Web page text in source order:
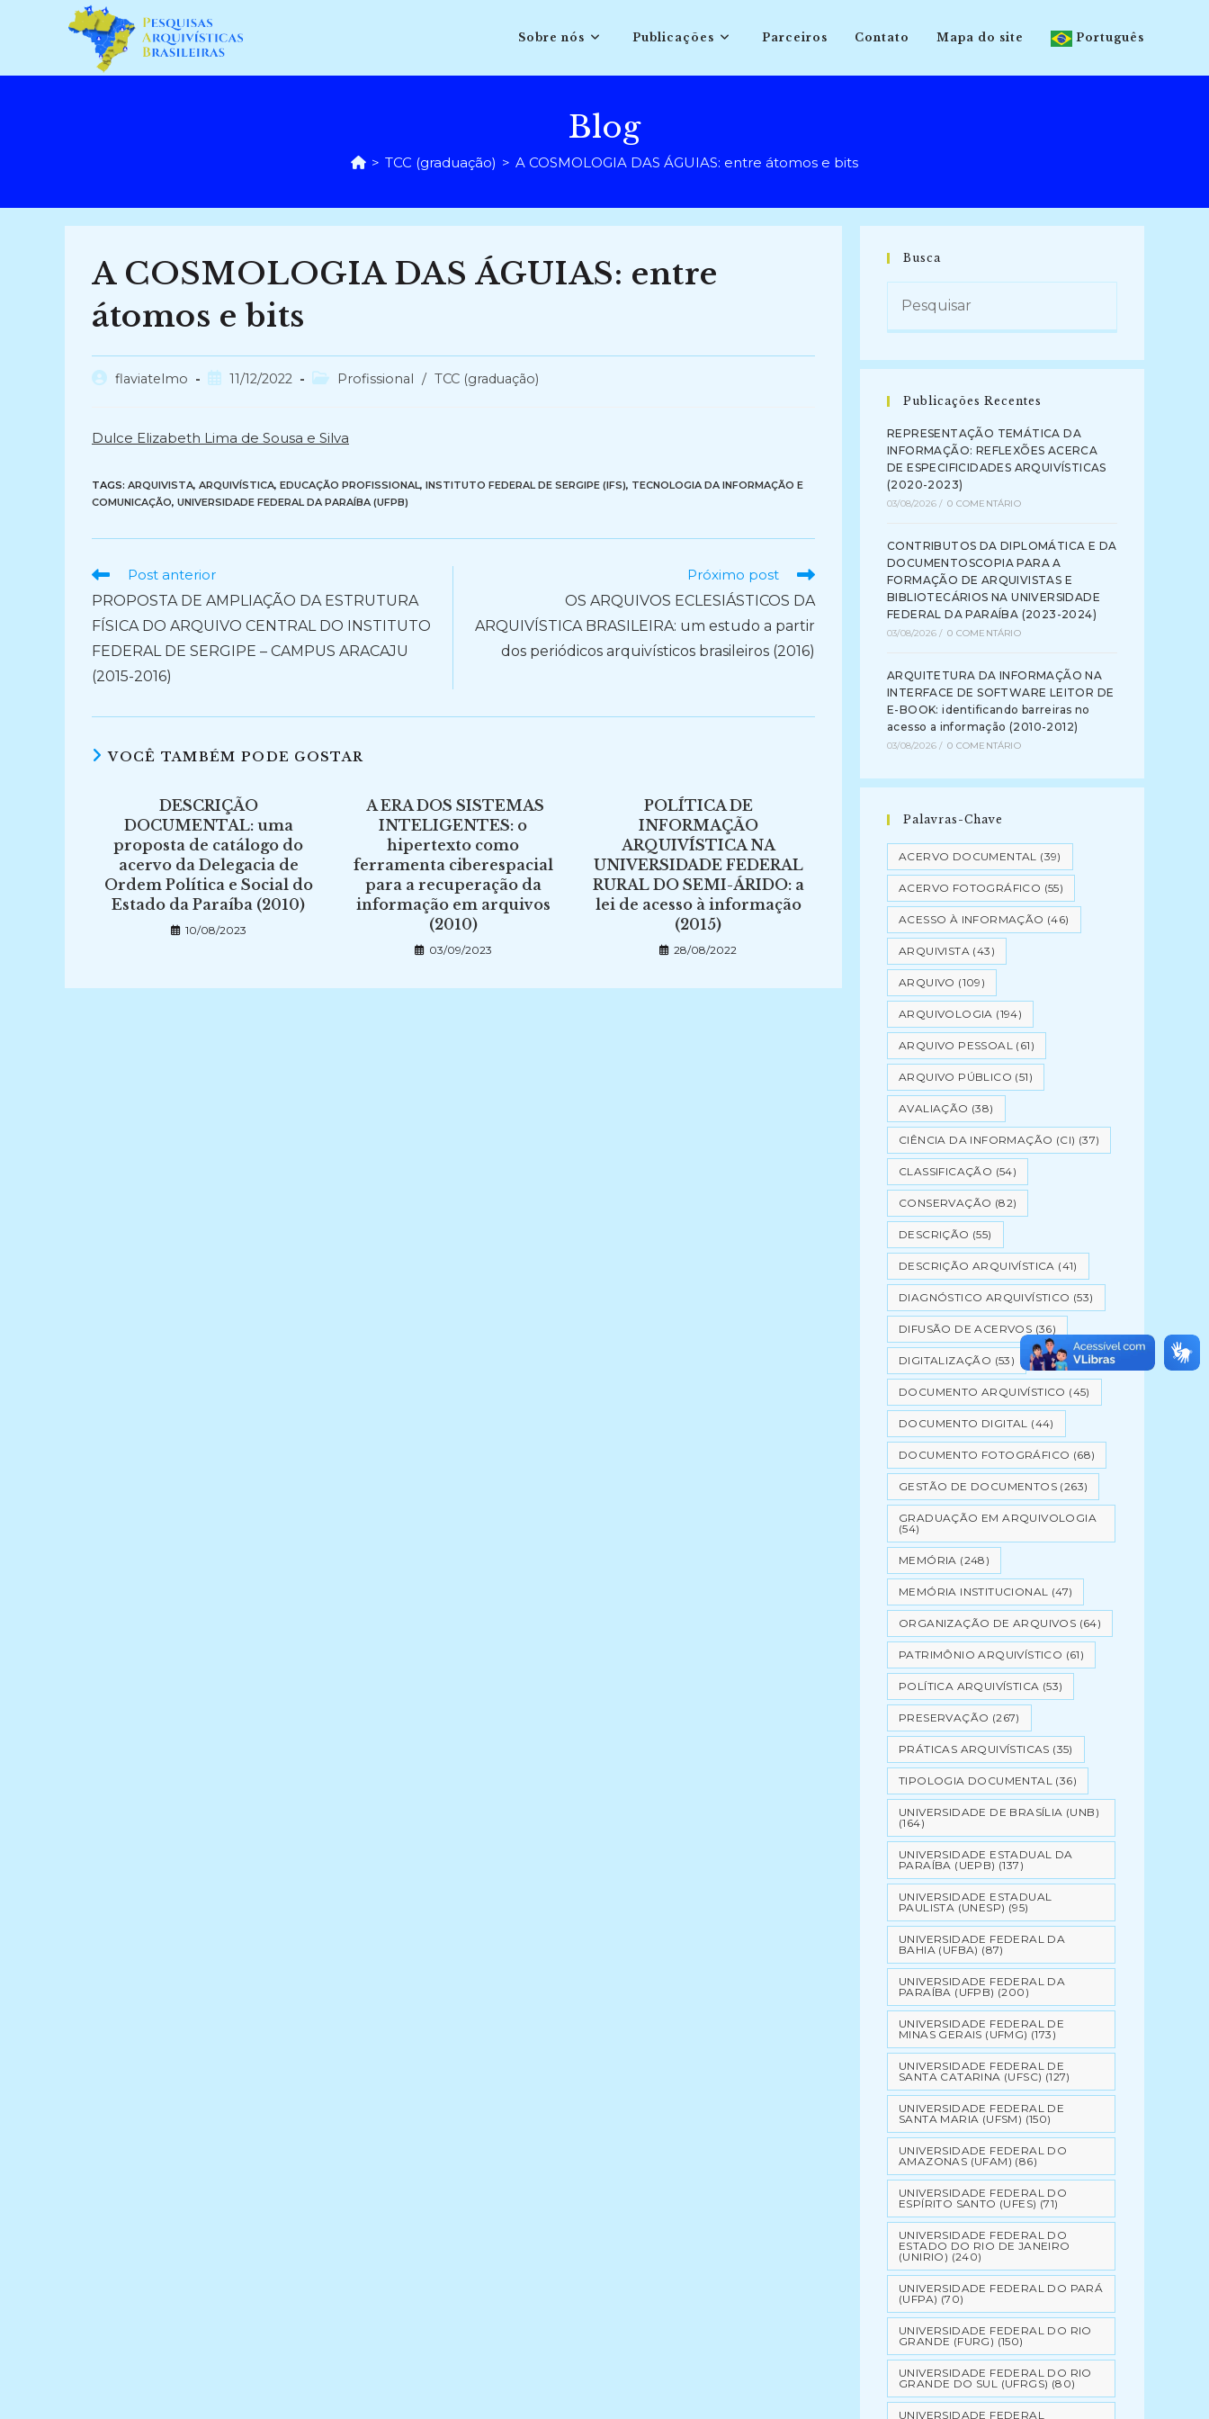
conteúdo
Sobre nós Publicações Parceiros Contato Mapa do site Português
Blog
> TCC (graduação) > A COSMOLOGIA DAS ÁGUIAS: entre átomos e bits
A COSMOLOGIA DAS ÁGUIAS: entre
átomos e bits
Autorflaviatelmo
Post11/12/2022
Categoria
Profissional / TCC (graduação)
Dulce Elizabeth Lima de Sousa e Silva
TAGS: ARQUIVISTA, ARQUIVÍSTICA, EDUCAÇÃO PROFISSIONAL, INSTITUTO FEDERAL DE SERGIPE (IFS), TECNOLOGIA DA INFORMAÇÃO E
COMUNICAÇÃO, UNIVERSIDADE FEDERAL DA PARAÍBA (UFPB)
Ler
artigos
Post anterior
PROPOSTA DE AMPLIAÇÃO DA ESTRUTURA
FÍSICA DO ARQUIVO CENTRAL DO INSTITUTO
FEDERAL DE SERGIPE – CAMPUS ARACAJU
(2015-2016)
Próximo post
OS ARQUIVOS ECLESIÁSTICOS DA
ARQUIVÍSTICA BRASILEIRA: um estudo a partir
dos periódicos arquivísticos brasileiros (2016)
VOCÊ TAMBÉM PODE GOSTAR
DESCRIÇÃO
DOCUMENTAL: uma
proposta de catálogo do
acervo da Delegacia de
Ordem Política e Social do
Estado da Paraíba (2010)
10/08/2023
A ERA DOS SISTEMAS
INTELIGENTES: o
hipertexto como
ferramenta ciberespacial
para a recuperação da
informação em arquivos
(2010)
03/09/2023
POLÍTICA DE
INFORMAÇÃO
ARQUIVÍSTICA NA
UNIVERSIDADE FEDERAL
RURAL DO SEMI-ÁRIDO: a
lei de acesso à informação
(2015)
28/08/2022
Busca
Publicações Recentes
REPRESENTAÇÃO TEMÁTICA DA
INFORMAÇÃO: REFLEXÕES ACERCA
DE ESPECIFICIDADES ARQUIVÍSTICAS
(2020-2023)
03/08/2026 / 0 COMENTÁRIO
CONTRIBUTOS DA DIPLOMÁTICA E DA
DOCUMENTOSCOPIA PARA A
FORMAÇÃO DE ARQUIVISTAS E
BIBLIOTECÁRIOS NA UNIVERSIDADE
FEDERAL DA PARAÍBA (2023-2024)
03/08/2026 / 0 COMENTÁRIO
ARQUITETURA DA INFORMAÇÃO NA
INTERFACE DE SOFTWARE LEITOR DE
E-BOOK: identificando barreiras no
acesso a informação (2010-2012)
03/08/2026 / 0 COMENTÁRIO
Palavras-Chave
ACERVO DOCUMENTAL (39)
ACERVO FOTOGRÁFICO (55)
ACESSO À INFORMAÇÃO (46)
ARQUIVISTA (43)
ARQUIVO (109)
ARQUIVOLOGIA (194)
ARQUIVO PESSOAL (61)
ARQUIVO PÚBLICO (51)
AVALIAÇÃO (38)
CIÊNCIA DA INFORMAÇÃO (CI) (37)
CLASSIFICAÇÃO (54)
CONSERVAÇÃO (82)
DESCRIÇÃO (55)
DESCRIÇÃO ARQUIVÍSTICA (41)
DIAGNÓSTICO ARQUIVÍSTICO (53)
DIFUSÃO DE ACERVOS (36)
DIGITALIZAÇÃO (53)
DOCUMENTO ARQUIVÍSTICO (45)
DOCUMENTO DIGITAL (44)
DOCUMENTO FOTOGRÁFICO (68)
GESTÃO DE DOCUMENTOS (263)
GRADUAÇÃO EM ARQUIVOLOGIA
(54)
MEMÓRIA (248)
MEMÓRIA INSTITUCIONAL (47)
ORGANIZAÇÃO DE ARQUIVOS (64)
PATRIMÔNIO ARQUIVÍSTICO (61)
POLÍTICA ARQUIVÍSTICA (53)
PRESERVAÇÃO (267)
PRÁTICAS ARQUIVÍSTICAS (35)
TIPOLOGIA DOCUMENTAL (36)
UNIVERSIDADE DE BRASÍLIA (UNB)
(164)
UNIVERSIDADE ESTADUAL DA
PARAÍBA (UEPB) (137)
UNIVERSIDADE ESTADUAL
PAULISTA (UNESP) (95)
UNIVERSIDADE FEDERAL DA
BAHIA (UFBA) (87)
UNIVERSIDADE FEDERAL DA
PARAÍBA (UFPB) (200)
UNIVERSIDADE FEDERAL DE
MINAS GERAIS (UFMG) (173)
UNIVERSIDADE FEDERAL DE
SANTA CATARINA (UFSC) (127)
UNIVERSIDADE FEDERAL DE
SANTA MARIA (UFSM) (150)
UNIVERSIDADE FEDERAL DO
AMAZONAS (UFAM) (86)
UNIVERSIDADE FEDERAL DO
ESPÍRITO SANTO (UFES) (71)
UNIVERSIDADE FEDERAL DO
ESTADO DO RIO DE JANEIRO
(UNIRIO) (240)
UNIVERSIDADE FEDERAL DO PARÁ
(UFPA) (70)
UNIVERSIDADE FEDERAL DO RIO
GRANDE (FURG) (150)
UNIVERSIDADE FEDERAL DO RIO
GRANDE DO SUL (UFRGS) (80)
UNIVERSIDADE FEDERAL